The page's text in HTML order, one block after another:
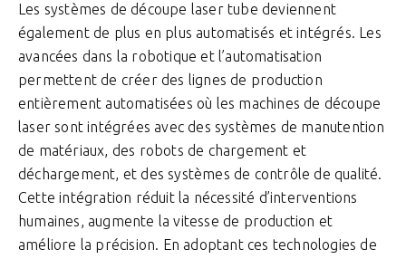
Les systèmes de découpe laser tube deviennent
également de plus en plus automatisés et intégrés. Les
avancées dans la robotique et l’automatisation
permettent de créer des lignes de production
entièrement automatisées où les machines de découpe
laser sont intégrées avec des systèmes de manutention
de matériaux, des robots de chargement et
déchargement, et des systèmes de contrôle de qualité.
Cette intégration réduit la nécessité d’interventions
humaines, augmente la vitesse de production et
améliore la précision. En adoptant ces technologies de